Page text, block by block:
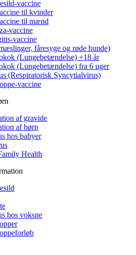
vaccine
til kvinder
til mænd
vaccine
vaccine
fåresyge og røde hunde)
(Lungebetændelse) +18 år
(Lungebetændelse) fra 6 uger
(Respiratorisk Syncytialvirus)
vaccine
af gravide
af børn
hos babyer
Health
hos voksne